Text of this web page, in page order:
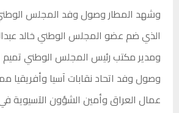
وشهد المطار وصول وفد المجلس
الذي ضم عضو المجلس الوطني خالد
ومدير مكتب رئيس المجلس الوطني تميم
وصول وفد اتحاد نقابات آسيا وأفريقيا
عمال العراق وأمين الشؤون الآسيوية في